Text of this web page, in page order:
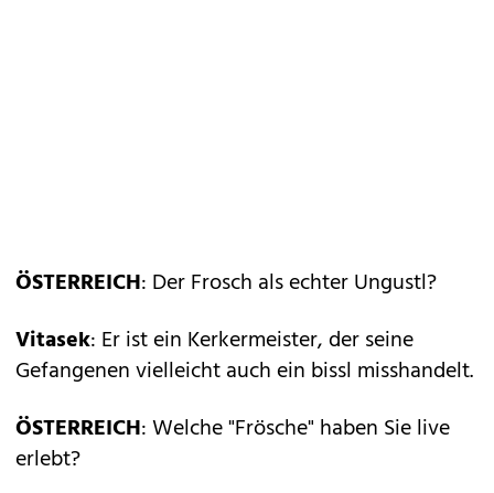
ÖSTERREICH: Der Frosch als echter Ungustl?
Vitasek: Er ist ein Kerkermeister, der seine
Gefangenen vielleicht auch ein bissl misshandelt.
ÖSTERREICH: Welche "Frösche" haben Sie live
erlebt?